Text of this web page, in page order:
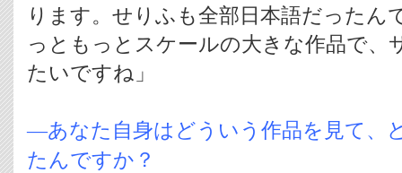
ります。せりふも全部日本語だったん
っともっとスケールの大きな作品で、
たいですね」
―あなた自身はどういう作品を見て、
たんですか？